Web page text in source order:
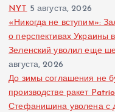
NYT 5 августа, 2026
«Никогда не вступим»:
о перспективах Украины
Зеленский уволил еще
августа, 2026
До зимы соглашения не
производстве ракет
Стефанишина уволена с